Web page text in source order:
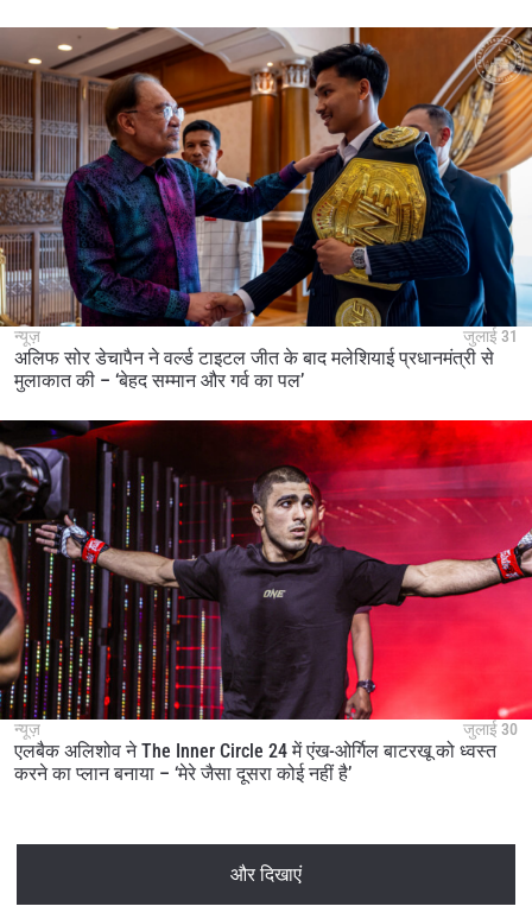
न्यूज़ जुलाई 31
अलिफ सोर डेचापैन ने वर्ल्ड टाइटल जीत के बाद मलेशियाई प्रधानमंत्री से
मुलाकात की – ‘बेहद सम्मान और गर्व का पल’
न्यूज़ जुलाई 30
एलबैक अलिशोव ने The Inner Circle 24 में एंख-ओर्गिल बाटरखू को ध्वस्त
करने का प्लान बनाया – ‘मेरे जैसा दूसरा कोई नहीं है’
और दिखाएं